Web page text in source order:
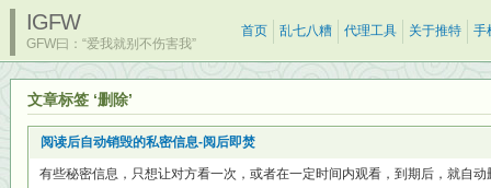
IGFW
GFW曰：“爱我就别不伤害我”
首页 乱七八糟 代理工具 关于推特 手
文章标签 ‘删除’
阅读后自动销毁的私密信息-阅后即焚
有些秘密信息，只想让对方看一次，或者在一定时间内观看，到期后，就自